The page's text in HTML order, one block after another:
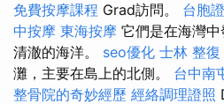
免費按摩課程 Grad訪問。 台胞
中按摩 東海按摩 它們是在海灣
清澈的海洋。 seo優化 士林 整復
灘，主要在島上的北側。 台中南
整骨院的奇妙經歷 經絡調理證照